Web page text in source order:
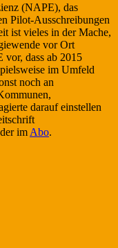
(NAPE), das
Pilot-Ausschreibungen
ist vieles in der Mache,
vor Ort
vor, dass ab 2015
im Umfeld
noch an
darauf einstellen
im Abo.